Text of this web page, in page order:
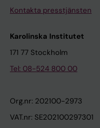
Kontakta presstjänsten
Karolinska Institutet
171 77 Stockholm
Tel: 08-524 800 00
Org.nr: 202100-2973
VAT.nr: SE202100297301